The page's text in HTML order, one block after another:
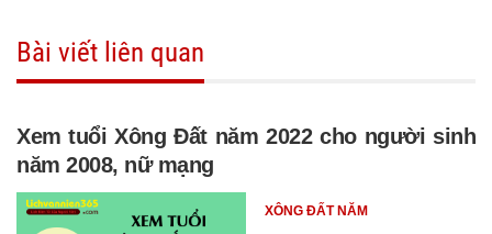
Bài viết liên quan
Xem tuổi Xông Đất năm 2022 cho người sinh
năm 2008, nữ mạng
XÔNG ĐẤT NĂM